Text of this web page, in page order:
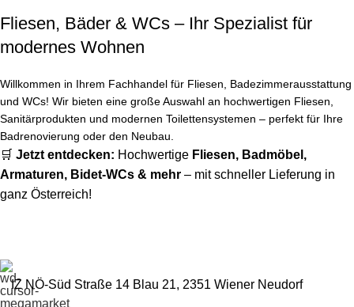
Fliesen, Bäder & WCs – Ihr Spezialist für
modernes Wohnen
Willkommen in Ihrem Fachhandel für Fliesen, Badezimmerausstattung
und WCs! Wir bieten eine große Auswahl an hochwertigen Fliesen,
Sanitärprodukten und modernen Toilettensystemen – perfekt für Ihre
Badrenovierung oder den Neubau.
🛒 Jetzt entdecken: Hochwertige Fliesen, Badmöbel ,
Armaturen, Bidet-WCs & mehr – mit schneller Lieferung in
ganz Österreich!
IZ NÖ-Süd Straße 14 Blau 21, 2351 Wiener Neudorf